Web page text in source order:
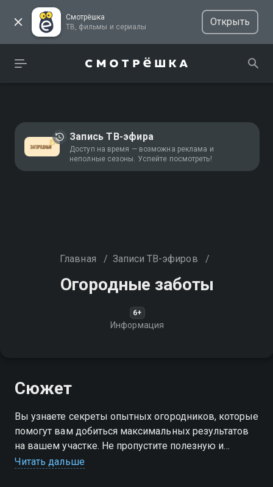
Смотрёшка
ТВ, фильмы и сериалы
Открыть
Запись ТВ-эфира
Доступ на время — возможна реклама и
неполные сезоны. Успейте посмотреть!
Главная / Записи ТВ-эфиров /
Огородные заботы
6+
Информация
Сюжет
Вы узнаете секреты опытных огородников, которые
помогут вам добиться максимальных результатов
на вашем участке. Не пропустите полезную и
увлекательную передачу, которая поможет сделать
Читать дальше